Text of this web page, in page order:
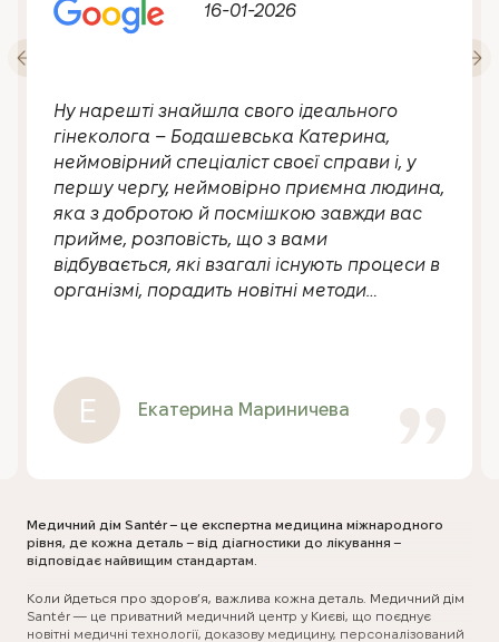
16-01-2026
Ну нарешті знайшла свого ідеального
гінеколога – Бодашевська Катерина,
неймовірний спеціаліст своєї справи і, у
першу чергу, неймовірно приємна людина,
яка з добротою й посмішкою завжди вас
прийме, розповість, що з вами
відбувається, які взагалі існують процеси в
організмі, порадить новітні методи
вам. Довірилась з першого погляду й
цілком цим задоволена!☺️
Е Екатерина Мариничева
Медичний дім Santér – це експертна медицина міжнародного
рівня, де кожна деталь – від діагностики до лікування –
відповідає найвищим стандартам.
Коли йдеться про здоров’я, важлива кожна деталь. Медичний дім
Santér — це приватний медичний центр у Києві, що поєднує
новітні медичні технології, доказову медицину, персоналізований